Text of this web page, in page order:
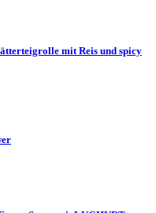
mit Reis und spicy